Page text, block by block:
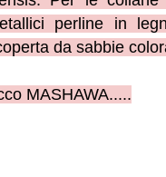
perline in
da sabbie
MASHAWA.....